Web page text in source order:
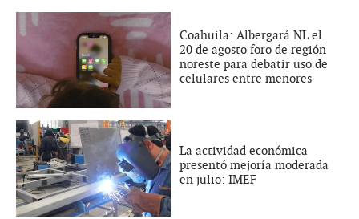
Coahuila: Albergará NL el
20 de agosto foro de región
noreste para debatir uso de
celulares entre menores
La actividad económica
presentó mejoría moderada
en julio: IMEF